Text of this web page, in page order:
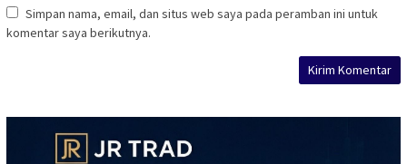
Simpan nama, email, dan situs web saya pada peramban ini untuk
komentar saya berikutnya.